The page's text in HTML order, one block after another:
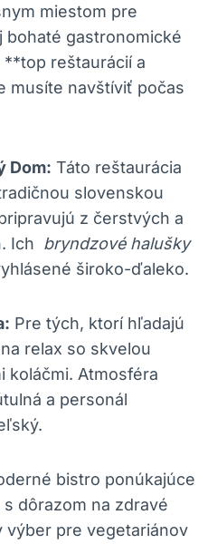
miestom pre
bohaté gastronomické
**top reštaurácií⁣ a
musíte navštíviť počas
Dom: ⁣Táto reštaurácia
slovenskou
z čerstvých a
Ich
bryndzové halušky
široko-ďaleko.
Pre tých, ktorí hľadajú
relax‍ so⁣ skvelou
koláčmi.⁤ Atmosféra
a ⁤personál
bistro ponúkajúce
dôrazom na zdravé
výber pre vegetariánov